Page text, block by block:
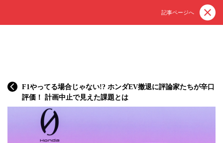
記事ページへ
F1やってる場合じゃない!? ホンダEV撤退に評論家たちが辛口
評価！ 計画中止で見えた課題とは